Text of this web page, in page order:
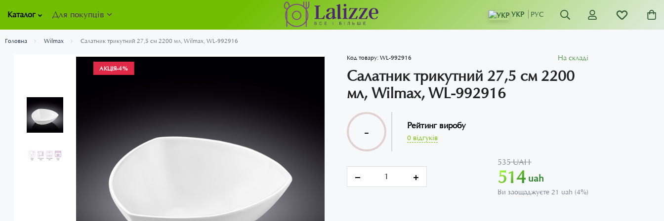
Каталог Для покупців УКР РУС
Головна Wilmax Салатник трикутний 27,5 см 2200 мл, Wilmax, WL-992916
АКЦІЯ-4%
Код товару:WL-992916 На складі
Салатник трикутний 27,5 см 2200
мл, Wilmax, WL-992916
- Рейтинг виробу
0 відгуків
535 UAH
514 uah
Ви заощаджуєте 21 uah (4%)